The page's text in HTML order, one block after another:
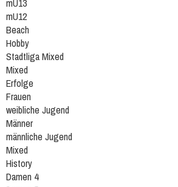
mU13
mU12
Beach
Hobby
Stadtliga Mixed
Mixed
Erfolge
Frauen
weibliche Jugend
Männer
männliche Jugend
Mixed
History
Damen 4